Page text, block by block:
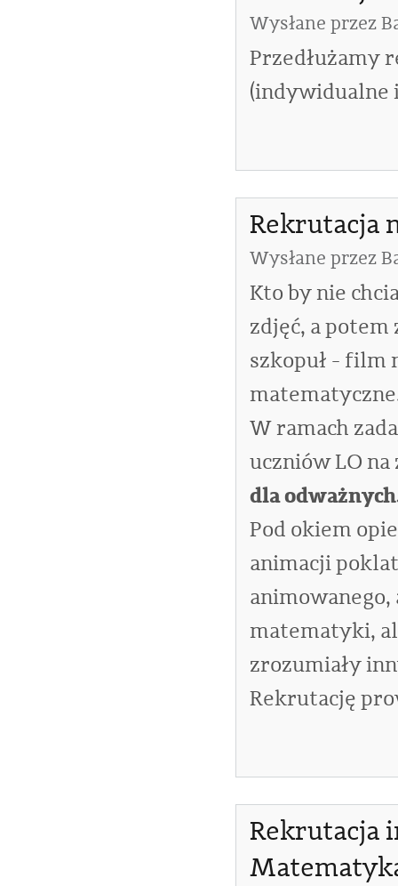
Wysłane przez
Przedłużamy
(indywidualne
Rekrutacja
Wysłane przez
Kto by nie
zdjęć, a
szkopuł - film
W ramach
uczniów LO
dla
Pod okiem
animacji
matematyki,
zrozumiały
Rekrutację
Rekrutacja